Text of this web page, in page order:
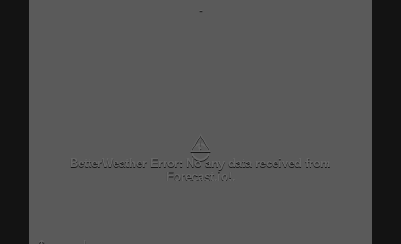
-
⚠
BetterWeather Error: No any data received from
Forecast.io!.